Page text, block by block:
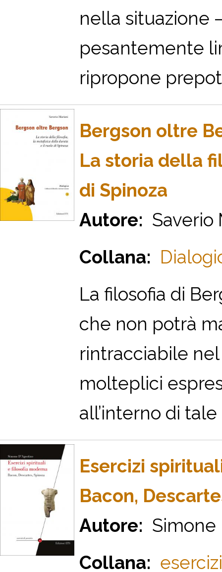
nella situazione
pesantemente
ripropone
Bergson oltre
La storia della
di Spinoza
Autore: Saverio
Collana:
La filosofia di
che non potrà
rintracciabile
molteplici
all’interno di tale
Esercizi
Bacon,
Autore: Simone
Collana: